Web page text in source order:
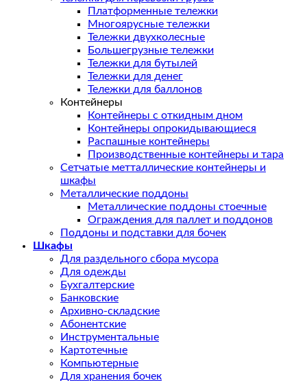
Платформенные тележки
Многоярусные тележки
Тележки двухколесные
Большегрузные тележки
Тележки для бутылей
Тележки для денег
Тележки для баллонов
Контейнеры
Контейнеры с откидным дном
Контейнеры опрокидывающиеся
Распашные контейнеры
Производственные контейнеры и тара
Сетчатые метталлические контейнеры и
шкафы
Металлические поддоны
Металлические поддоны стоечные
Ограждения для паллет и поддонов
Поддоны и подставки для бочек
Шкафы
Для раздельного сбора мусора
Для одежды
Бухгалтерские
Банковские
Архивно-складские
Абонентские
Инструментальные
Картотечные
Компьютерные
Для хранения бочек